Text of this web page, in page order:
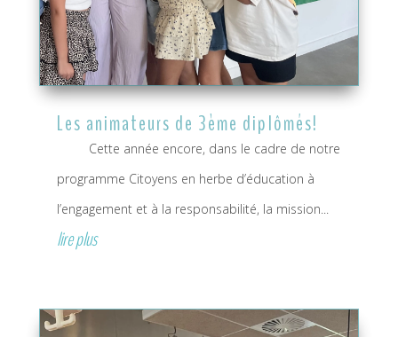
Les animateurs de 3ème diplômés!
Cette année encore, dans le cadre de notre
programme Citoyens en herbe d’éducation à
l’engagement et à la responsabilité, la mission...
lire plus